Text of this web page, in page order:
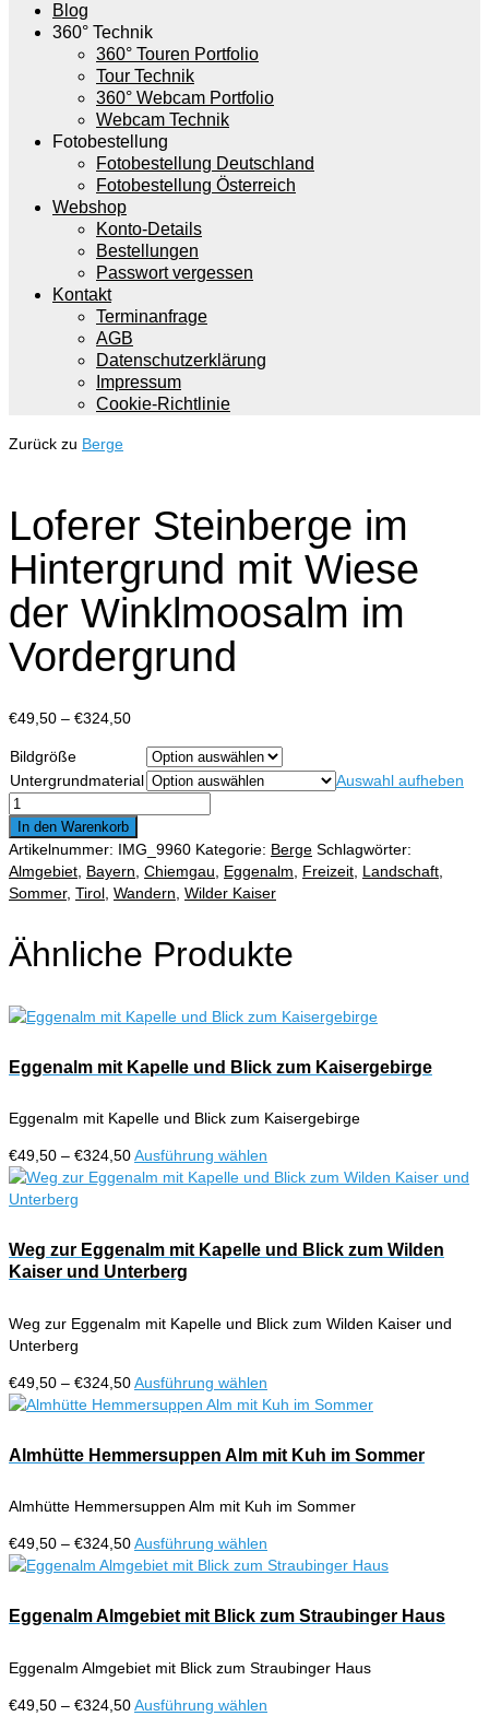
Blog
360° Technik
360° Touren Portfolio
Tour Technik
360° Webcam Portfolio
Webcam Technik
Fotobestellung
Fotobestellung Deutschland
Fotobestellung Österreich
Webshop
Konto-Details
Bestellungen
Passwort vergessen
Kontakt
Terminanfrage
AGB
Datenschutzerklärung
Impressum
Cookie-Richtlinie
Zurück zu Berge
Loferer Steinberge im
Hintergrund mit Wiese
der Winklmoosalm im
Vordergrund
€49,50 – €324,50Preisspanne:
€324,50
Bildgröße
Untergrundmaterial
Auswahl aufheben
Loferer
Steinberge
im
Hintergrund
mit
der
Winklmoosalm
Menge
In den Warenkorb
Artikelnummer: IMG_9960 Kategorie: Berge Schlagwörter:
Almgebiet Bayern Chiemgau Eggenalm Freizeit Landschaft
Sommer, Tirol Wandern Wilder Kaiser
Ähnliche Produkte
Eggenalm mit Kapelle und Blick zum Kaisergebirge
Eggenalm mit Kapelle und Blick zum Kaisergebirge
€49,50 – €324,50Preisspanne:
€49,50
Ausführung wählen
Produkt
Varianten
auf.
können
Produktseite
gewählt
Weg zur Eggenalm mit Kapelle und Blick zum Wilden
Kaiser und Unterberg
Weg zur Eggenalm mit Kapelle und Blick zum Wilden Kaiser und
Unterberg
€49,50 – €324,50Preisspanne:
€49,50
Ausführung wählen
Produkt
mehrere
Varianten
Die
können
auf
Produktseite
werden
Almhütte Hemmersuppen Alm mit Kuh im Sommer
Almhütte Hemmersuppen Alm mit Kuh im Sommer
€49,50 – €324,50Preisspanne:
€49,50
€324,50
Ausführung wählen
Produkt
mehrere
Varianten
Die
können
Eggenalm Almgebiet mit Blick zum Straubinger Haus
Eggenalm Almgebiet mit Blick zum Straubinger Haus
€49,50 – €324,50Preisspanne:
Ausführung wählen